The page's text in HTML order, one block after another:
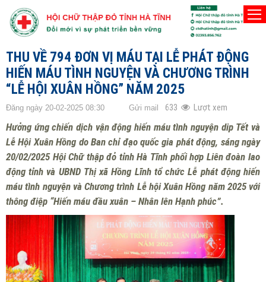
TRANG CHỦ
THU VỀ 794 ĐƠN VỊ MÁU TẠI LỄ PHÁT ĐỘNG
HIẾN MÁU TÌNH NGUYỆN VÀ CHƯƠNG TRÌNH
“LỄ HỘI XUÂN HỒNG” NĂM 2025
Đăng ngày 20-02-2025 08:30 Gửi mail 633 Lượt xem
Hưởng ứng chiến dịch vận động hiến máu tình nguyện dip Tết và
Lễ Hội Xuân Hồng do Ban chỉ đạo quốc gia phát động, sáng ngày
20/02/2025 Hội Chữ thập đỏ tỉnh Hà Tĩnh phối hợp Liên đoàn lao
động tỉnh và UBND Thị xã Hồng Lĩnh tổ chức Lễ phát động hiến
máu tình nguyện và Chương trình Lễ hội Xuân Hồng năm 2025 với
thông điệp “Hiến máu đầu xuân – Nhân lên Hạnh phúc”.